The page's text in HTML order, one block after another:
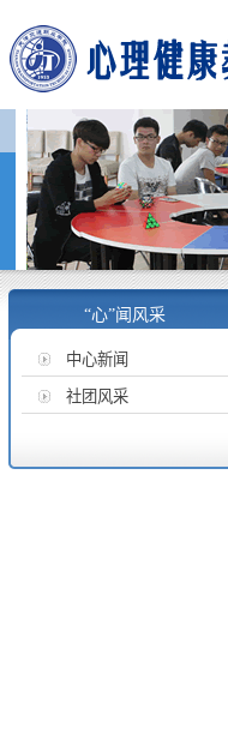
“心”闻风采
中心新闻
社团风采